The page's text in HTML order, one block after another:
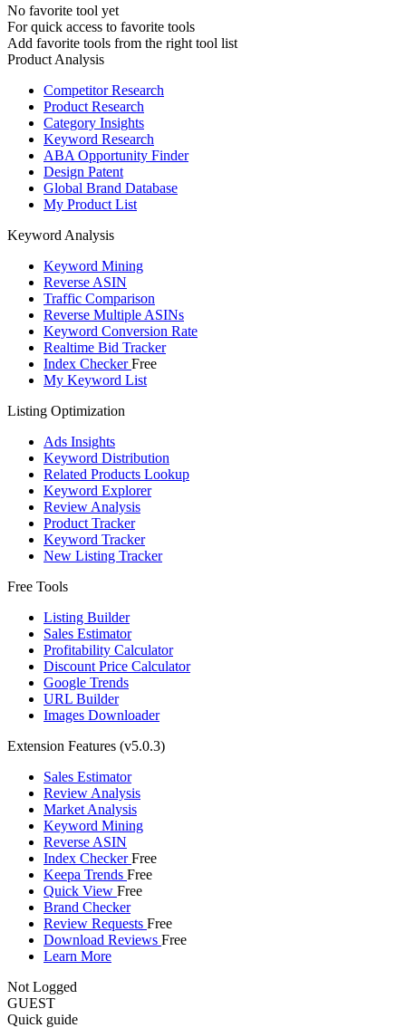
No favorite tool yet
For quick access to favorite tools
Add favorite tools from the right tool list
Product Analysis
Competitor Research
Product Research
Category Insights
Keyword Research
ABA Opportunity Finder
Design Patent
Global Brand Database
My Product List
Keyword Analysis
Keyword Mining
Reverse ASIN
Traffic Comparison
Reverse Multiple ASINs
Keyword Conversion Rate
Realtime Bid Tracker
Index CheckerFree
My Keyword List
Listing Optimization
Ads Insights
Keyword Distribution
Related Products Lookup
Keyword Explorer
Review Analysis
Product Tracker
Keyword Tracker
New Listing Tracker
Free Tools
Listing Builder
Sales Estimator
Profitability Calculator
Discount Price Calculator
Google Trends
URL Builder
Images Downloader
Extension Features (v5.0.3)
Sales Estimator
Review Analysis
Market Analysis
Keyword Mining
Reverse ASIN
Index CheckerFree
Keepa Trends Free
Quick View Free
Brand Checker
Review Requests Free
Download Reviews Free
Learn More
Not Logged
GUEST
Quick guide